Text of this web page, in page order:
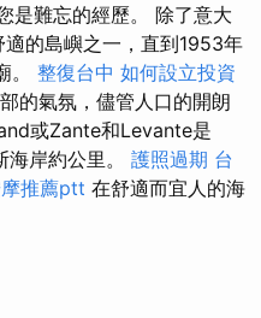
是難忘的經歷。 除了意大
適的島嶼之一，直到1953年
。 整復台中 如何設立投資
的氣氛，儘管人口的開朗
或Zante和Levante是
岸約公里。 護照過期 台
推薦ptt 在舒適而宜人的海